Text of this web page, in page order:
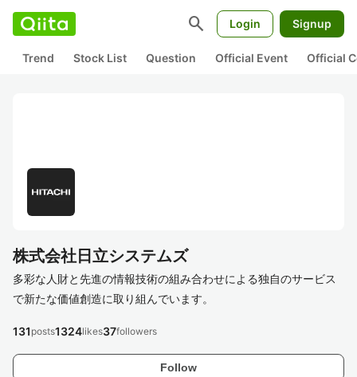
search Login Signup
Trend Stock List Question Official Event Official
株式会社日立システムズ
多彩な人財と先進の情報技術の組み合わせによる独自のサービス
で新たな価値創造に取り組んでいます。
Follow
131 posts1324likes37followers